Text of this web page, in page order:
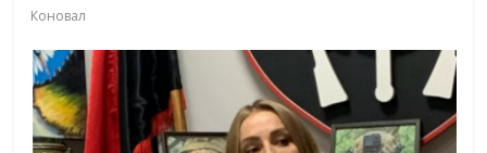
Коновал